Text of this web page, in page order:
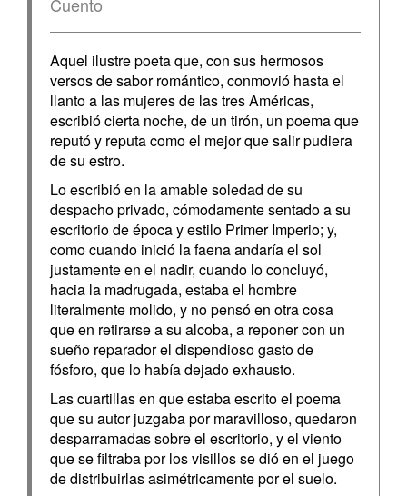
Aquel ilustre poeta que, con sus hermosos
versos de sabor romántico, conmovió hasta el
llanto a las mujeres de las tres Américas,
escribió cierta noche, de un tirón, un poema que
reputó y reputa como el mejor que salir pudiera
de su estro.
Lo escribió en la amable soledad de su
despacho privado, cómodamente sentado a su
escritorio de época y estilo Primer Imperio; y,
como cuando inició la faena andaría el sol
justamente en el nadir, cuando lo concluyó,
hacia la madrugada, estaba el hombre
literalmente molido, y no pensó en otra cosa
que en retirarse a su alcoba, a reponer con un
sueño reparador el dispendioso gasto de
fósforo, que lo había dejado exhausto.
Las cuartillas en que estaba escrito el poema
que su autor juzgaba por maravilloso, quedaron
desparramadas sobre el escritorio, y el viento
que se filtraba por los visillos se dió en el juego
de distribuirlas asimétricamente por el suelo.